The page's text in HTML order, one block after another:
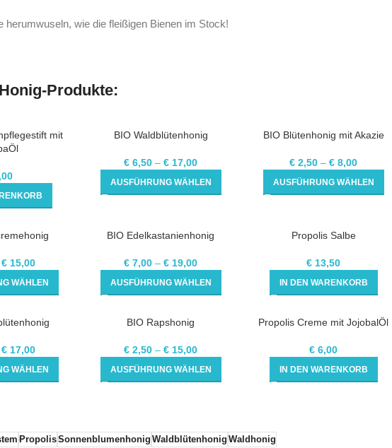
herumwuseln, wie die fleißigen Bienen im Stock!
Produkte:
mit
BIO Waldblütenhonig
€ 6,50 –€ 17,00
AUSFÜHRUNG WÄHLEN
BIO Blütenhonig mit Akazie
€ 2,50 –€ 8,00
AUSFÜHRUNG WÄHLEN
€15,00
WÄHLEN
SOLDBIO Edelkastanienhonig
€ 7,00 –€ 19,00
AUSFÜHRUNG WÄHLEN
Propolis Salbe
€ 13,50
IN DEN WARENKORB
€17,00
WÄHLEN
BIO Rapshonig
€ 2,50 –€ 15,00
AUSFÜHRUNG WÄHLEN
Propolis Creme mit JojobalÖl
€ 6,00
IN DEN WARENKORB
PropolisSonnenblumenhonig Waldblütenhonig Waldhonig